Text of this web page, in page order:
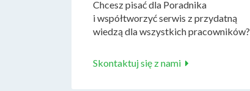
Chcesz pisać dla Poradnika
i współtworzyć serwis z przydatną
wiedzą dla wszystkich pracowników?
Skontaktuj się z nami